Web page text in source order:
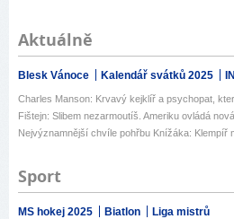
Aktuálně
Blesk Vánoce Kalendář svátků 2025
Charles Manson: Krvavý kejklíř a psychopat,
Fištejn: Slibem nezarmoutíš. Ameriku ovládá
Nejvýznamnější chvíle pohřbu Knížáka: Klempíř
Sport
MS hokej 2025 Biatlon Liga mistrů